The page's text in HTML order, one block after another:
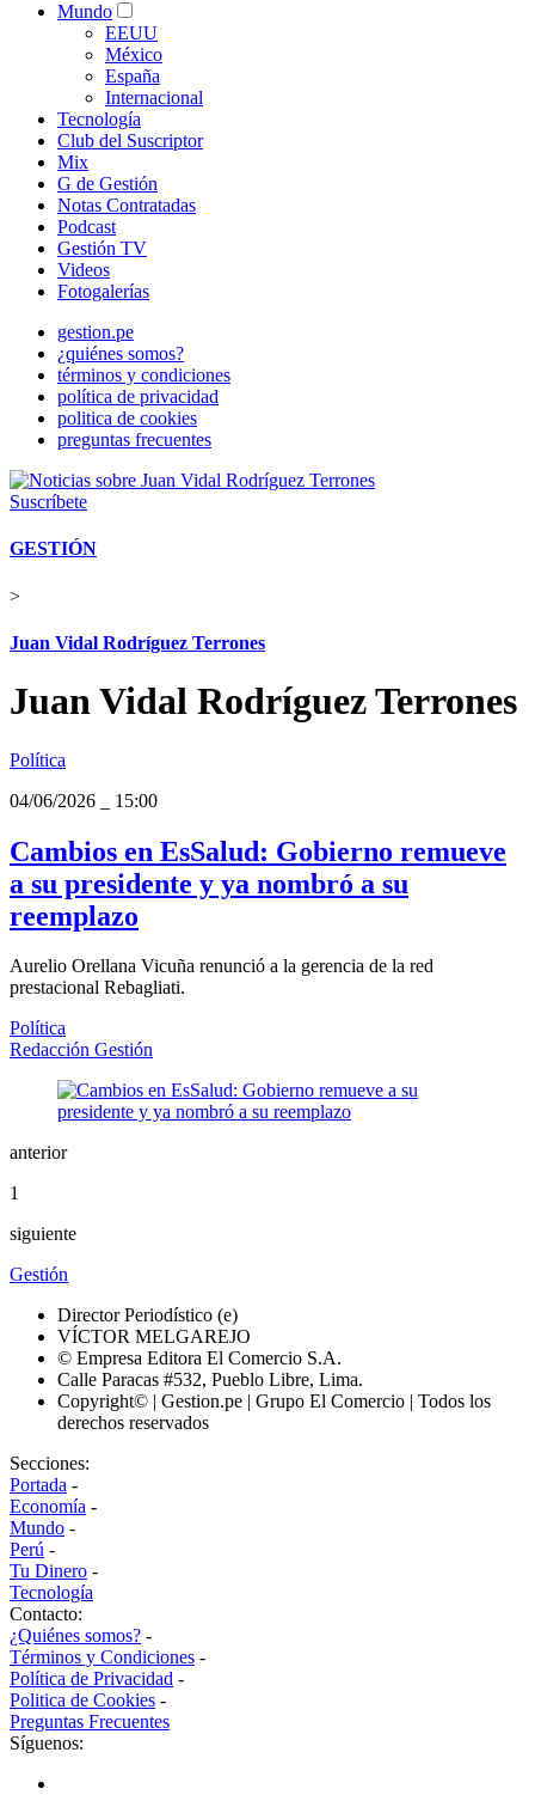
Mundo
EEUU
México
España
Internacional
Tecnología
Club del Suscriptor
Mix
G de Gestión
Notas Contratadas
Podcast
Gestión TV
Videos
Fotogalerías
gestion.pe
¿quiénes somos?
términos y condiciones
política de privacidad
politica de cookies
preguntas frecuentes
Suscríbete
GESTIÓN
>
Juan Vidal Rodríguez Terrones
Juan Vidal Rodríguez Terrones
Política
04/06/2026
15:00
Cambios en EsSalud: Gobierno remueve
a su presidente y ya nombró a su
reemplazo
Aurelio Orellana Vicuña renunció a la gerencia de la red
prestacional Rebagliati.
Política
Redacción Gestión
anterior
1
siguiente
Gestión
Director Periodístico (e)
VÍCTOR MELGAREJO
© Empresa Editora El Comercio S.A.
Calle Paracas #532, Pueblo Libre, Lima.
Copyright© | Gestion.pe | Grupo El Comercio | Todos los
derechos reservados
Secciones:
Portada -
Economía -
Mundo -
Perú -
Tu Dinero -
Tecnología
Contacto:
¿Quiénes somos? -
Términos y Condiciones -
Política de Privacidad -
Politica de Cookies -
Preguntas Frecuentes
Síguenos: